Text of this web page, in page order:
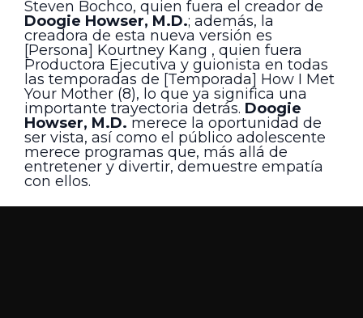
Steven Bochco, quien fuera el creador de
Doogie Howser, M.D.; además, la
creadora de esta nueva versión es
[Persona] Kourtney Kang , quien fuera
Productora Ejecutiva y guionista en todas
las temporadas de [Temporada] How I Met
Your Mother (8), lo que ya significa una
importante trayectoria detrás. Doogie
Howser, M.D. merece la oportunidad de
ser vista, así como el público adolescente
merece programas que, más allá de
entretener y divertir, demuestre empatía
con ellos.